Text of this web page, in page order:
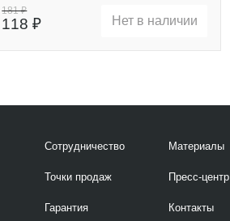
181 ₽
118 ₽ Нет в наличии
Сотрудничество
Точки продаж
Гарантия
Материалы
Пресс-центр
Контакты